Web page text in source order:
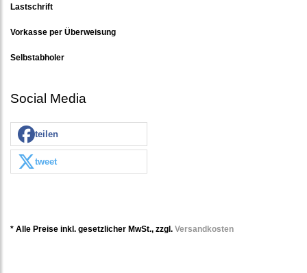
Lastschrift
Vorkasse per Überweisung
Selbstabholer
Social Media
teilen
tweet
* Alle Preise inkl. gesetzlicher MwSt., zzgl. Versandkosten